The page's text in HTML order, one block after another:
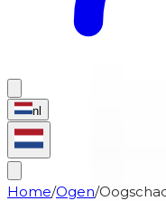
nl
Home/Ogen/